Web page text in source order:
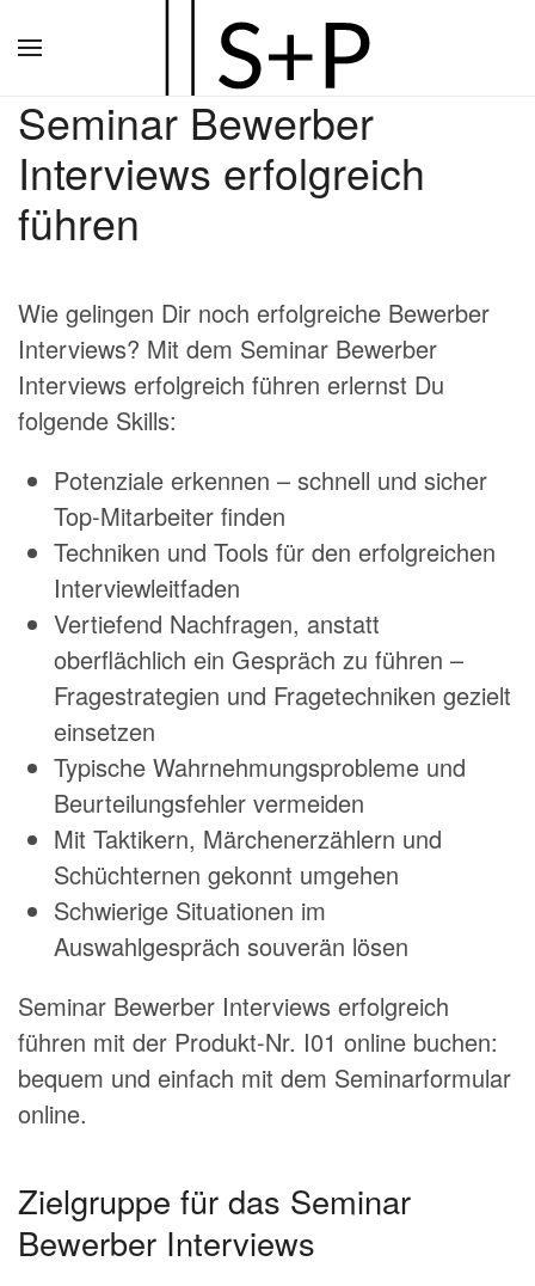
Hauptinhalt
springen
Seminar Bewerber
Interviews erfolgreich
führen
Wie gelingen Dir noch erfolgreiche Bewerber
Interviews? Mit dem Seminar Bewerber
Interviews erfolgreich führen erlernst Du
folgende Skills:
Potenziale erkennen – schnell und sicher
Top-Mitarbeiter finden
Techniken und Tools für den erfolgreichen
Interviewleitfaden
Vertiefend Nachfragen, anstatt
oberflächlich ein Gespräch zu führen –
Fragestrategien und Fragetechniken gezielt
einsetzen
Typische Wahrnehmungsprobleme und
Beurteilungsfehler vermeiden
Mit Taktikern, Märchenerzählern und
Schüchternen gekonnt umgehen
Schwierige Situationen im
Auswahlgespräch souverän lösen
Seminar Bewerber Interviews erfolgreich
führen mit der Produkt-Nr. I01 online buchen:
bequem und einfach mit dem Seminarformular
online.
Zielgruppe für das Seminar
Bewerber Interviews